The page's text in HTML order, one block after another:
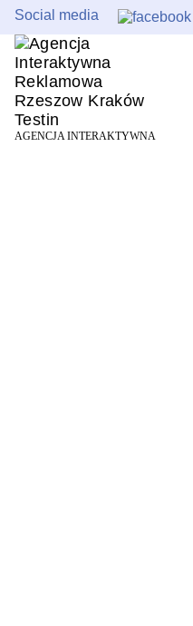
Social media
AGENCJA INTERAKTYWNA